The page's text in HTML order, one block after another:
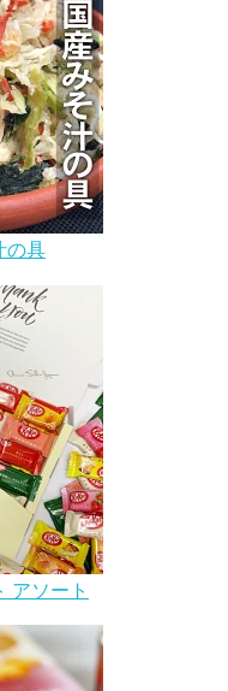
の具
アソート